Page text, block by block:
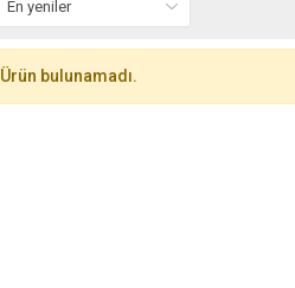
Ürün bulunamadı.